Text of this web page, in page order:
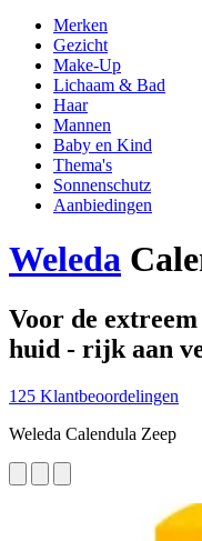
Merken
Gezicht
Make-Up
Lichaam & Bad
Haar
Mannen
Baby en Kind
Thema's
Sonnenschutz
Aanbiedingen
Weleda
Voor de
huid - rijk aan
125 Klantbeoordelingen
Weleda Calendula Zeep